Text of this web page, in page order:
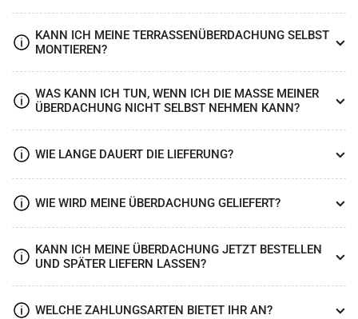
KANN ICH MEINE TERRASSENÜBERDACHUNG SELBST
MONTIEREN?
WAS KANN ICH TUN, WENN ICH DIE MASSE MEINER Ü
BERDACHUNG NICHT SELBST NEHMEN KANN?
WIE LANGE DAUERT DIE LIEFERUNG?
WIE WIRD MEINE ÜBERDACHUNG GELIEFERT?
KANN ICH MEINE ÜBERDACHUNG JETZT BESTELLEN
UND SPÄTER LIEFERN LASSEN?
WELCHE ZAHLUNGSARTEN BIETET IHR AN?